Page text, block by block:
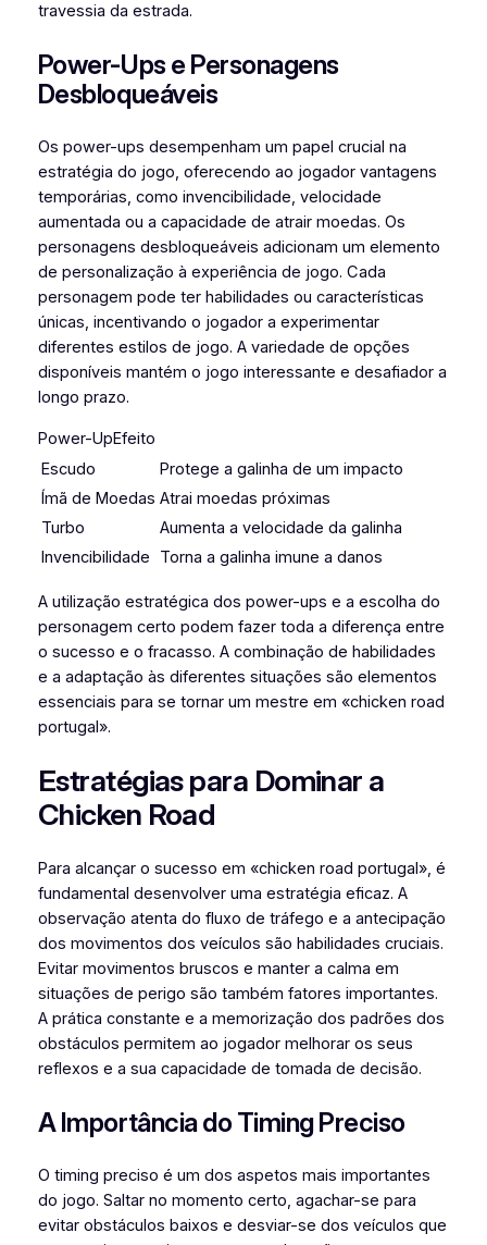
travessia da estrada.
Power-Ups e Personagens
Desbloqueáveis
Os power-ups desempenham um papel crucial na
estratégia do jogo, oferecendo ao jogador vantagens
temporárias, como invencibilidade, velocidade
aumentada ou a capacidade de atrair moedas. Os
personagens desbloqueáveis adicionam um elemento
de personalização à experiência de jogo. Cada
personagem pode ter habilidades ou características
únicas, incentivando o jogador a experimentar
diferentes estilos de jogo. A variedade de opções
disponíveis mantém o jogo interessante e desafiador a
longo prazo.
Power-UpEfeito
Escudo
Protege a galinha de um impacto
Ímã de Moedas Atrai moedas próximas
Turbo
Aumenta a velocidade da galinha
Invencibilidade
Torna a galinha imune a danos
A utilização estratégica dos power-ups e a escolha do
personagem certo podem fazer toda a diferença entre
o sucesso e o fracasso. A combinação de habilidades
e a adaptação às diferentes situações são elementos
essenciais para se tornar um mestre em «chicken road
portugal».
Estratégias para Dominar a
Chicken Road
Para alcançar o sucesso em «chicken road portugal», é
fundamental desenvolver uma estratégia eficaz. A
observação atenta do fluxo de tráfego e a antecipação
dos movimentos dos veículos são habilidades cruciais.
Evitar movimentos bruscos e manter a calma em
situações de perigo são também fatores importantes.
A prática constante e a memorização dos padrões dos
obstáculos permitem ao jogador melhorar os seus
reflexos e a sua capacidade de tomada de decisão.
A Importância do Timing Preciso
O timing preciso é um dos aspetos mais importantes
do jogo. Saltar no momento certo, agachar-se para
evitar obstáculos baixos e desviar-se dos veículos que